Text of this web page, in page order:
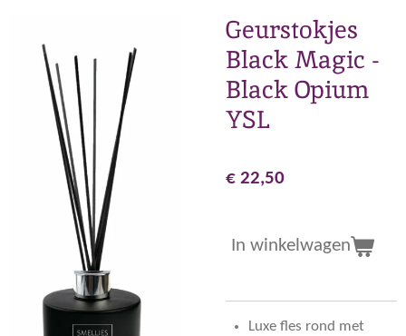
Geurstokjes
Black Magic -
Black Opium
YSL
€ 22,50
In winkelwagen
Luxe fles rond met